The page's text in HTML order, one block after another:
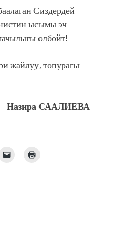
Сиздердей
ысымы эч
өлбөйт!
жайлуу, топурагы
Назира СААЛИЕВА
Послать
ссылку